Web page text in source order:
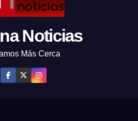
Noticias
Más Cerca